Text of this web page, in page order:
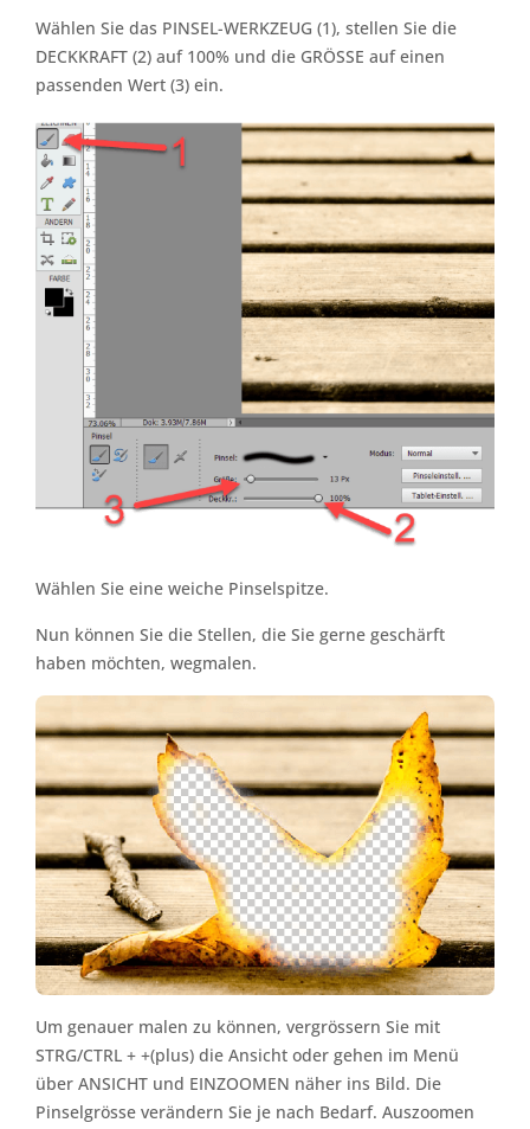
Wählen Sie das PINSEL-WERKZEUG (1), stellen Sie die
DECKKRAFT (2) auf 100% und die GRÖSSE auf einen
passenden Wert (3) ein.
Wählen Sie eine weiche Pinselspitze.
Nun können Sie die Stellen, die Sie gerne geschärft
haben möchten, wegmalen.
Um genauer malen zu können, vergrössern Sie mit
STRG/CTRL + +(plus) die Ansicht oder gehen im Menü
über ANSICHT und EINZOOMEN näher ins Bild. Die
Pinselgrösse verändern Sie je nach Bedarf. Auszoomen